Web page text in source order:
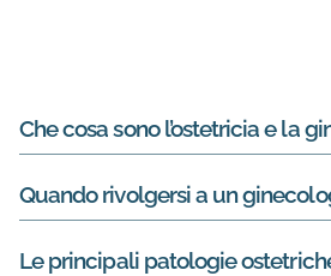
Che cosa sono l’ostetricia e la
Quando rivolgersi a un
Le principali patologie